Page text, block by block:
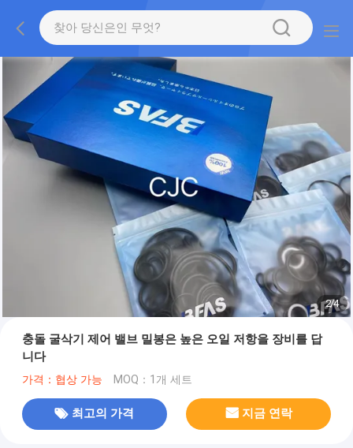
2/4
충돌 굴삭기 제어 밸브 밀봉은 높은 오일 저항을 장비를 답
니다
가격：협상 가능 MOQ：1개 세트
최고의 가격 지금 연락